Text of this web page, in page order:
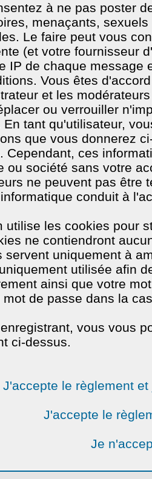
à ne pas poster
menaçants,
Le faire peut vous
(et votre fournisseur
IP de chaque message
Vous êtes
et les
ou verrouiller
En tant qu'utilisateur,
que vous donnerez
Cependant, ces
ou société sans votre
ne peuvent pas être
conduit à
utilise les cookies pour
ne contiendront
servent uniquement à
utilisée afin
ainsi que votre
mot de passe dans la
vous vous
ci-dessus.
J'accepte le règlement
J'accepte le
Je